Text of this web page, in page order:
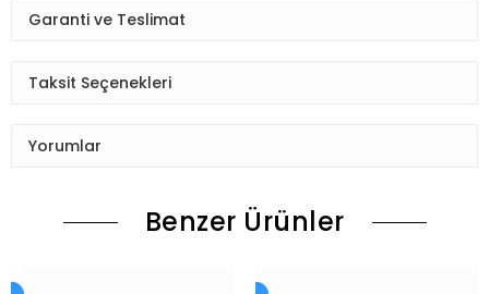
Garanti ve Teslimat
Taksit Seçenekleri
Yorumlar
Benzer Ürünler